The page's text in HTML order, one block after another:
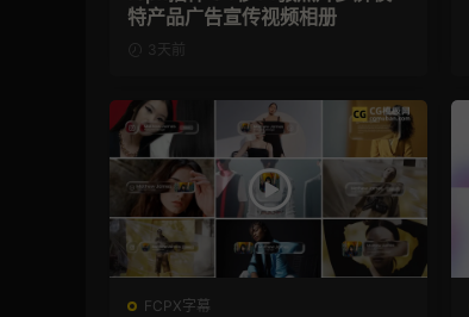
特产品广告宣传视频相册
3天前
FCPX字幕